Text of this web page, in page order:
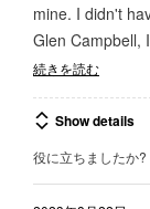
mine. I didn't
Glen Campbell,
続きを読む
Show details
役に立ちましたか?